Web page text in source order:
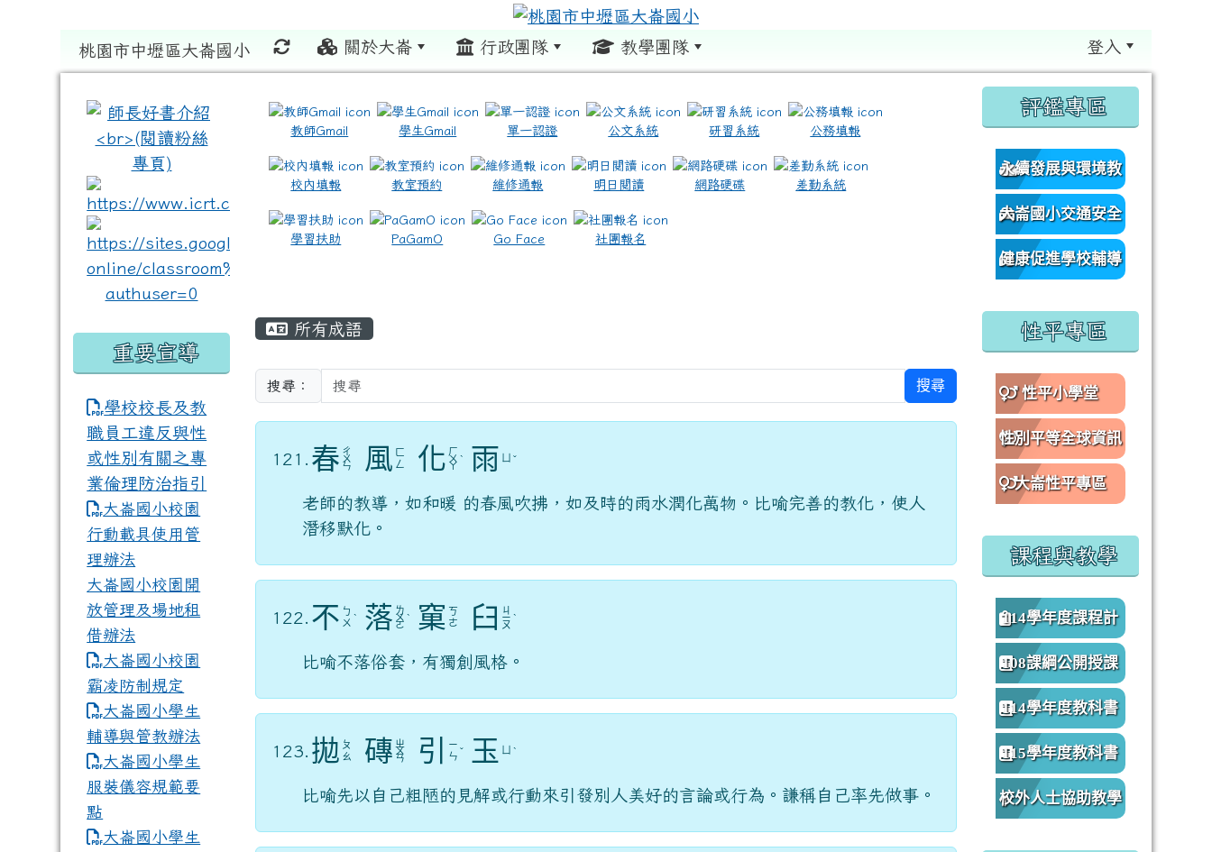
桃園市中壢區大崙國小 關於大崙 行政團隊 教學團隊 登入
教師Gmail 學生Gmail 單一認證 公文系統 研習系統 公務填報
校內填報 教室預約 維修通報 明日閱讀 網路硬碟 差勤系統
學習扶助 PaGamO Go Face 社團報名
所有成語
搜尋： 搜尋
121. 春 ㄔ
ㄨ
ㄣ 風 ㄈ
ㄥ
化 ㄏ
ㄨ
ㄚ
ˋ 雨 ˇ
老師的教導，如和暖 的春風吹拂，如及時的雨水潤化萬物。比喻完善的教化，使人
潛移默化。
122. 不 ㄅ
ㄨ ˋ 落 ㄌ
ㄨ
ㄛ
ˋ 窠 ㄎ
ㄜ
臼 ㄐ
ㄧ
ㄡ
ˋ
比喻不落俗套，有獨創風格。
123. 拋 ㄆ
ㄠ
磚 ㄓ
ㄨ
ㄢ 引
ㄧ
ㄣ ˇ 玉 ˋ
比喻先以自己粗陋的見解或行動來引發別人美好的言論或行為。謙稱自己率先做事。
link to https://www.icrt.com.tw/ \ title=https://www.icrt.com.tw/
link to https://sites.google.com/m2.dles.tyc.edu.tw/learning-online/classroom%E9%80%A3%E7%B5%90?authuser=0 \
重要宣導
學校校長及教
職員工違反與性
或性別有關之專
業倫理防治指引
大崙國小校園
行動載具使用管
理辦法
大崙國小校園開
放管理及場地租
借辦法
大崙國小校園
霸凌防制規定
大崙國小學生
輔導與管教辦法
大崙國小學生
服裝儀容規範要
點
link to https://www.dles.tyc.edu.tw/uploads/tad_blocks/file/
大崙國小學生
:::
評鑑專區
永續發展與環境教
育資源網
大崙國小交通安全
網
健康促進學校輔導
性平專區
性平小學堂
性別平等全球資訊
網
大崙性平專區
課程與教學
114學年度課程計
畫
108課綱公開授課
專區
114學年度教科書
版本
115學年度教科書
版本
校外人士協助教學